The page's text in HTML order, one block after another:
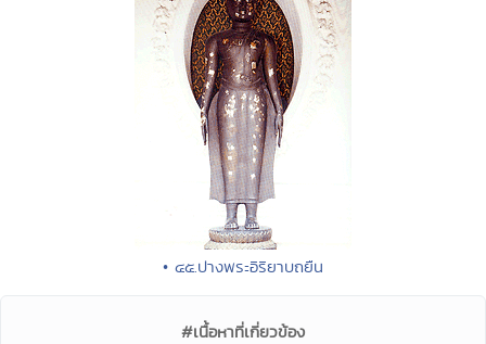
• ๔๕.ปางพระอิริยาบถยืน
#เนื้อหาที่เกี่ยวข้อง